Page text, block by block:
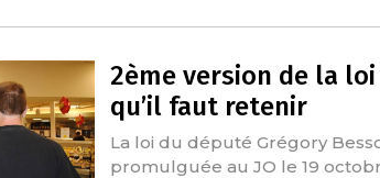
2ème version de la loi
qu’il faut retenir
La loi du député Grégory
promulguée au JO le 19